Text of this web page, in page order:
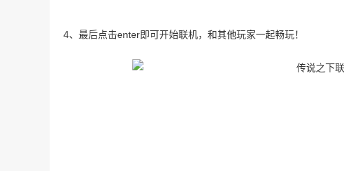
4、最后点击enter即可开始联机，和其他玩家一起畅玩！